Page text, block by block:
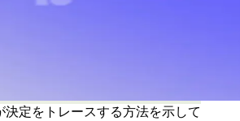
決定をトレースする方法を示して